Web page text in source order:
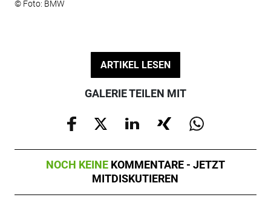
© Foto: BMW
ARTIKEL LESEN
GALERIE TEILEN MIT
NOCH KEINE KOMMENTARE - JETZT
MITDISKUTIEREN